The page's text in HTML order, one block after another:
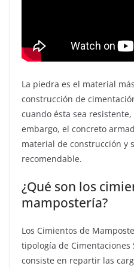
La piedra es el material
construcción de
cuando ésta sea
embargo, el concreto
material de construcción y
recomendable.
¿Qué son los
mampostería?
Los Cimientos de
tipología de Cimentaciones
consiste en repartir las